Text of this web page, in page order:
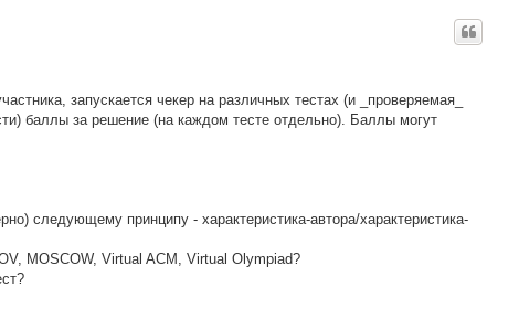
запускается чекер на различных тестах (и _проверяемая_
баллы за решение (на каждом тесте отдельно). Баллы могут
следующему принципу - характеристика-автора/характеристика-
MOSCOW, Virtual ACM, Virtual Olympiad?